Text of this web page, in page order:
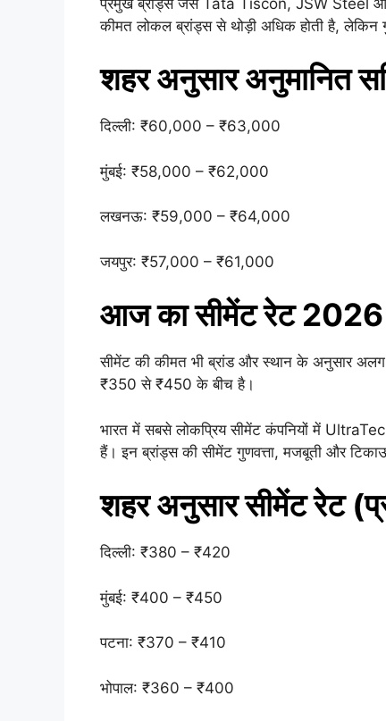
कीमत लोकल ब्रांड्स से थोड़ी अधिक होती है, लेकिन
शहर अनुसार अनुमानित
दिल्ली: ₹60,000 – ₹63,000
मुंबई: ₹58,000 – ₹62,000
लखनऊ: ₹59,000 – ₹64,000
जयपुर: ₹57,000 – ₹61,000
आज का सीमेंट रेट 2026
सीमेंट की कीमत भी ब्रांड और स्थान के अनुसार
₹350 से ₹450 के बीच है।
भारत में सबसे लोकप्रिय सीमेंट कंपनियों में
हैं। इन ब्रांड्स की सीमेंट गुणवत्ता, मजबूती और
शहर अनुसार सीमेंट रेट
दिल्ली: ₹380 – ₹420
मुंबई: ₹400 – ₹450
पटना: ₹370 – ₹410
भोपाल: ₹360 – ₹400